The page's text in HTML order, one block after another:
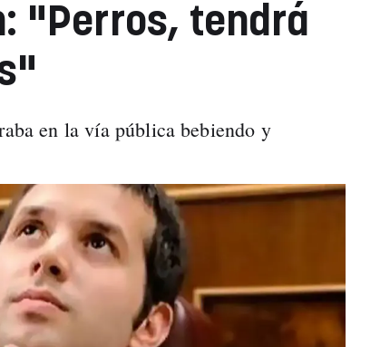
"Perros, tendrá
en la vía pública bebiendo y